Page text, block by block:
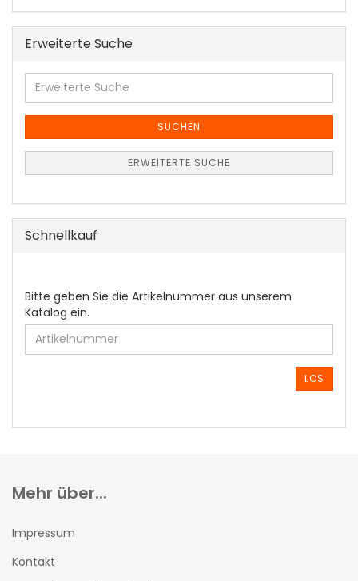
Erweiterte Suche
Erweiterte
Suche
SUCHEN
ERWEITERTE SUCHE
Schnellkauf
BITTE
GEBEN
SIE
DIE
ARTIKELNUMMER
EIN.
Bitte geben Sie die Artikelnummer aus unserem
Katalog ein.
LOS
Mehr über...
Impressum
Kontakt